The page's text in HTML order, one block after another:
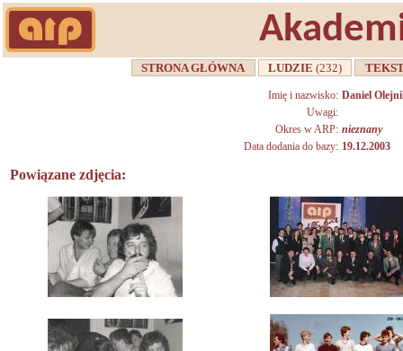
STRONA GŁÓWNA LUDZIE(232)
Imię i nazwisko: Daniel
Uwagi:
Okres w ARP: nieznany
Data dodania do bazy: 19.12.2003
Powiązane zdjęcia: